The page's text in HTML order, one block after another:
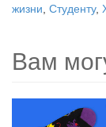
жизни Студенту,
Вам